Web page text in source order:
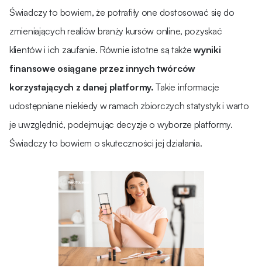
Świadczy to bowiem, że potrafiły one dostosować się do
zmieniających realiów branży kursów online, pozyskać
klientów i ich zaufanie. Równie istotne są takżewyniki
finansowe osiągane przez innych twórców
korzystających z danej platformy. Takie informacje
udostępniane niekiedy w ramach zbiorczych statystyk i warto
je uwzględnić, podejmując decyzje o wyborze platformy.
Świadczy to bowiem o skuteczności jej działania.